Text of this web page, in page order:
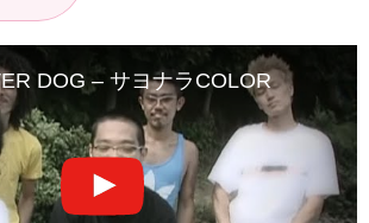
DOG – サヨナラCOLOR